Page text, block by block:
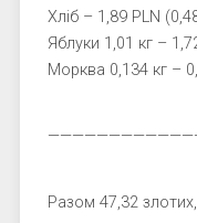
Хліб – 1,89 PLN
Яблуки 1,01 кг –
Морква 0,134 кг –
Разом 47,32